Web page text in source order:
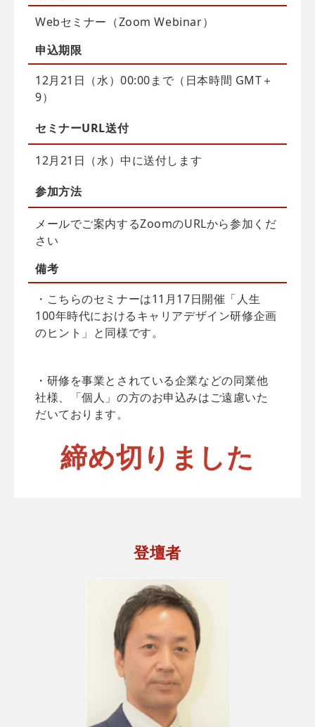
Webセミナー（Zoom Webinar）
申込期限
12月21日（水）00:00まで（日本時間 GMT＋
9）
セミナーURL送付
12月21日（水）中に送付します
参加方法
メールでご案内するZoomのURLから参加くだ
さい
備考
・こちらのセミナーは11月17日開催「人生
100年時代におけるキャリアデザイン研修企画
のヒント」と同様です。
・研修を事業とされている企業などの同業他
社様、「個人」の方のお申込みはご遠慮いた
だいております。
締め切りました
登壇者